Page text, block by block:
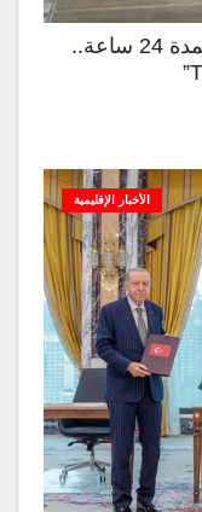
بحمولة طن وقدرة على التحليق لمدة 24 ساعة..
الأخبار الإقليمية